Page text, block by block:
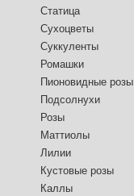
Статица
Сухоцветы
Суккуленты
Ромашки
Пионовидные розы
Подсолнухи
Розы
Маттиолы
Лилии
Кустовые розы
Каллы